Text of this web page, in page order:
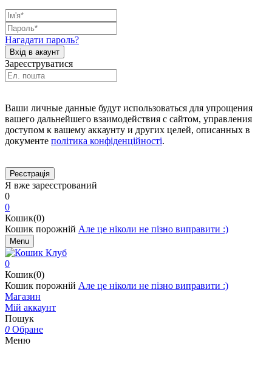
Нагадати пароль?
Зареєструватися
Ваши личные данные будут использоваться для упрощения
вашего дальнейшего взаимодействия с сайтом, управления
доступом к вашему аккаунту и других целей, описанных в
документе політика конфіденційності.
Я вже зареєстрований
0
0
Кошик(0)
Кошик порожній Але це ніколи не пізно виправити :)
Menu
0
Кошик(0)
Кошик порожній Але це ніколи не пізно виправити :)
Магазин
Мій аккаунт
Пошук
0 Обране
Меню